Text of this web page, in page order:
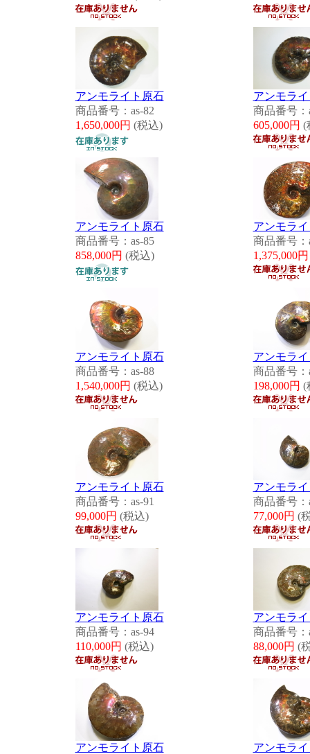
アンモライト原石
商品番号：as-82
1,650,000円 (税込)
アンモラ
商品番号：
605,000円 (
アンモライト原石
商品番号：as-85
858,000円 (税込)
アンモラ
商品番号：
1,375,000
アンモライト原石
商品番号：as-88
1,540,000円 (税込)
アンモラ
商品番号：
198,000円 (
アンモライト原石
商品番号：as-91
99,000円 (税込)
アンモラ
商品番号：
77,000円 (
アンモライト原石
商品番号：as-94
110,000円 (税込)
アンモラ
商品番号：
88,000円 (
アンモライト原石
アンモラ